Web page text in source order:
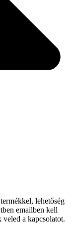
lehetőség
emailben kell
veled a kapcsolatot.